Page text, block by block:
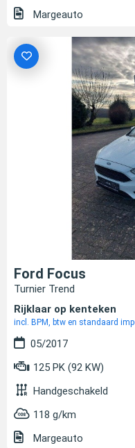
Margeauto
Ford Focus
Turnier Trend
Rijklaar op kenteken
incl. BPM, btw en standaard
05/2017
125 PK (92 KW)
Handgeschakeld
118 g/km
Margeauto